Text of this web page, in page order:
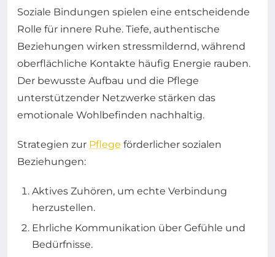
Soziale Bindungen spielen eine entscheidende
Rolle für innere Ruhe. Tiefe, authentische
Beziehungen wirken stressmildernd, während
oberflächliche Kontakte häufig Energie rauben.
Der bewusste Aufbau und die Pflege
unterstützender Netzwerke stärken das
emotionale Wohlbefinden nachhaltig.
Strategien zur Pflege förderlicher sozialen
Beziehungen:
Aktives Zuhören, um echte Verbindung
herzustellen.
Ehrliche Kommunikation über Gefühle und
Bedürfnisse.